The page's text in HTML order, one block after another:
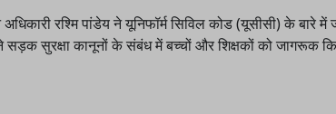
रश्मि पांडेय ने यूनिफॉर्म सिविल कोड (यूसीसी) के
सुरक्षा कानूनों के संबंध में बच्चों और शिक्षकों को जागरूक